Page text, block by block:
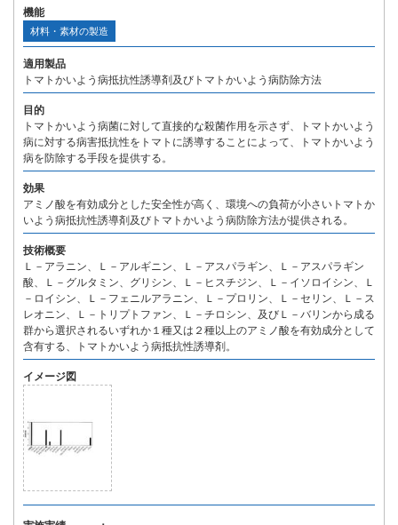
機能
材料・素材の製造
適用製品
トマトかいよう病抵抗性誘導剤及びトマトかいよう病防除方法
目的
トマトかいよう病菌に対して直接的な殺菌作用を示さず、トマトかいよう
病に対する病害抵抗性をトマトに誘導することによって、トマトかいよう
病を防除する手段を提供する。
効果
アミノ酸を有効成分とした安全性が高く、環境への負荷が小さいトマトか
いよう病抵抗性誘導剤及びトマトかいよう病防除方法が提供される。
技術概要
Ｌ－アラニン、Ｌ－アルギニン、Ｌ－アスパラギン、Ｌ－アスパラギン
酸、Ｌ－グルタミン、グリシン、Ｌ－ヒスチジン、Ｌ－イソロイシン、Ｌ
－ロイシン、Ｌ－フェニルアラニン、Ｌ－プロリン、Ｌ－セリン、Ｌ－ス
レオニン、Ｌ－トリプトファン、Ｌ－チロシン、及びＬ－バリンから成る
群から選択されるいずれか１種又は２種以上のアミノ酸を有効成分として
含有する、トマトかいよう病抵抗性誘導剤。
イメージ図